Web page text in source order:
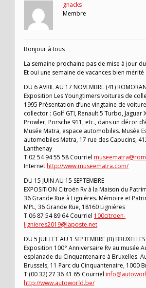
gnacks
Membre
Bonjour à tous
La semaine prochaine pas de mise à jour
Et oui une semaine de vacances bien mérité
DU 6 AVRIL AU 17 NOVEMBRE (41)
Exposition Les Youngtimers voitures de
1995 Présentation d’une vingtaine de
collector : Golf GTI, Renault 5 Turbo, Jaguar
Prowler, Porsche 911, etc., dans un décor
Musée Matra, espace automobiles. Musée
automobiles Matra, 17 rue des Capucins,
Lanthenay
T 02 54 94 55 58 Courriel
Internethttp://www.museematra.com/
DU 15 JUIN AU 15 SEPTEMBRE
EXPOSITION Citroën Rv à la Maison du
36 Grande Rue à Lignières. Mémoire et
MPL, 36 Grande Rue, 18160 Lignières
T 06 87 54 89 64 Courriel 100citroen-
lignieres2019@laposte.net
DU 5 JUILLET AU 1 SEPTEMBRE (B)
Exposition 100° Anniversaire Rv au musée
esplanade du Cinquantenaire à Bruxelles.
Brussels, 11 Parc du Cinquantenaire, 1000
T (00 32) 27 36 41 65 Courriel
http://www.autoworld.be/